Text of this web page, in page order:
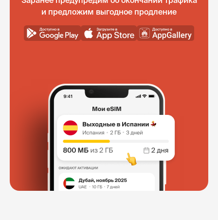
и предложим выгодное продление